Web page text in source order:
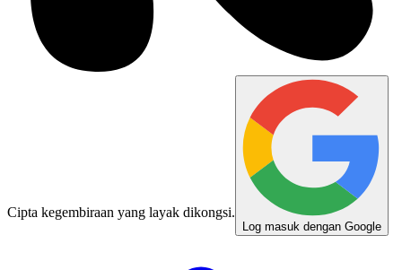
Cipta kegembiraan yang layak dikongsi.
Log masuk dengan Google